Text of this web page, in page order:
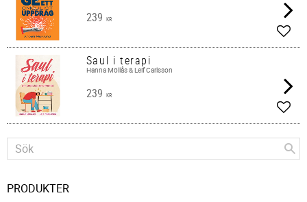
239 KR
Saul i terapi
Hanna Möllås & Leif Carlsson
239 KR
PRODUKTER